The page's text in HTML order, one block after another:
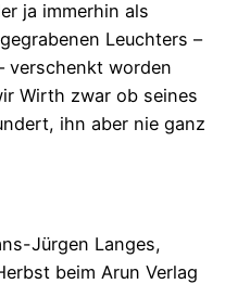
ja immerhin als
Leuchters –
verschenkt worden
Wirth zwar ob seines
ihn aber nie ganz
Jürgen Langes,
beim Arun Verlag